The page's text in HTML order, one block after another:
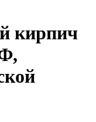
кирпич